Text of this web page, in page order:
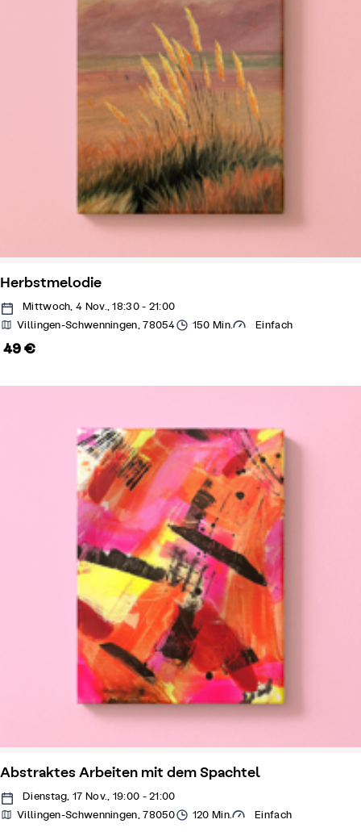
Herbstmelodie
Mittwoch, 4 Nov., 18:30 - 21:00
Villingen-Schwenningen, 78054
150 Min. Einfach
49 €
Abstraktes Arbeiten mit dem Spachtel
Dienstag, 17 Nov., 19:00 - 21:00
Villingen-Schwenningen, 78050
120 Min. Einfach